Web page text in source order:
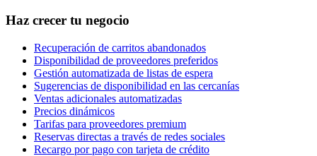
Haz crecer tu negocio
Recuperación de carritos abandonados
Disponibilidad de proveedores preferidos
Gestión automatizada de listas de espera
Sugerencias de disponibilidad en las cercanías
Ventas adicionales automatizadas
Precios dinámicos
Tarifas para proveedores premium
Reservas directas a través de redes sociales
Recargo por pago con tarjeta de crédito